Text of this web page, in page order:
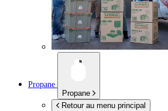
Propane
Propane
Retour au menu principal